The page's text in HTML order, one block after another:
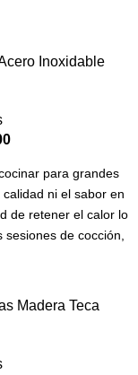
Inoxidable
para grandes
ni el sabor en
de retener el calor lo
de cocción,
Madera Teca